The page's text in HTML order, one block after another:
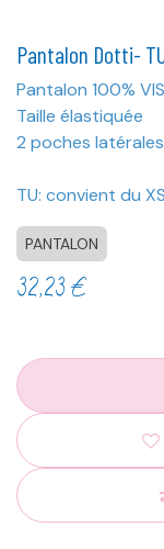
Pantalon Dotti-
Pantalon 100%
Taille élastiquée
2 poches latérales
TU: convient du
PANTALON
32,23€